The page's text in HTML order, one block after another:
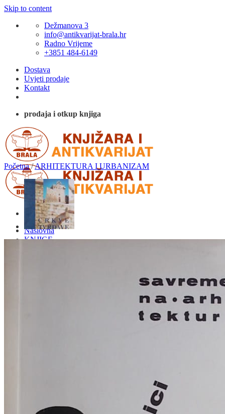
Skip to content
Dežmanova 3
info@antikvarijat-brala.hr
Radno Vrijeme
+3851 484-6149
Dostava
Uvjeti prodaje
Kontakt
prodaja i otkup knjiga
Naslovna
KNJIGE
ENCIKLOPEDIJE I LEKSIKONI
FILOZOFIJA, SOCIOLOGIJA, ANTROPOLOGIJA
PSIHOLOGIJA, POPULARNA PSIHOLOGIJA,
Početna /ARHITEKTURA I URBANIZAM